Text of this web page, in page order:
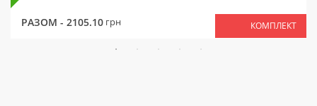
РАЗОМ - 2105.10 грн КОМПЛЕКТ